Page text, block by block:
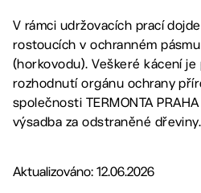
V rámci udržovacích prací
rostoucích v ochranném
(horkovodu). Veškeré kácení je
rozhodnutí orgánu ochrany
společnosti TERMONTA
výsadba za odstraněné dřeviny.
Aktualizováno: 12.06.2026